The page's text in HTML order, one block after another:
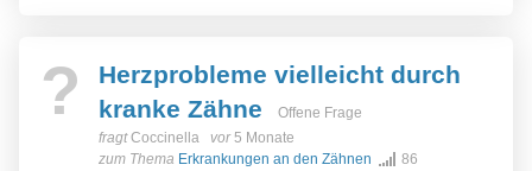
?
Herzprobleme vielleicht durch
kranke Zähne
Offene Frage
fragtCoccinella vor5 Monate
zum Thema Erkrankungen an den Zähnen 86